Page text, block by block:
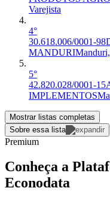
Varejista
4°
30.618.006/0001-98
MANDURI
5°
42.820.028/0001-15
IMPLEMENTOS
Mostrar listas completas
Sobre essa lista
Premium
Conheça a
Econodata